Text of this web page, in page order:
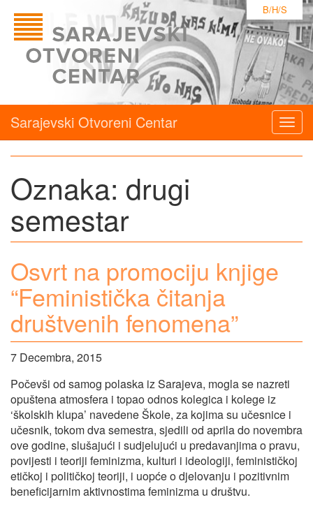
B/H/S
Sarajevski Otvoreni Centar
Oznaka: drugi
semestar
Osvrt na promociju knjige
“Feministička čitanja
društvenih fenomena”
7 Decembra, 2015
Počevši od samog polaska iz Sarajeva, mogla se nazreti
opuštena atmosfera i topao odnos kolegica i kolege iz
‘školskih klupa’ navedene Škole, za kojima su učesnice i
učesnik, tokom dva semestra, sjedili od aprila do novembra
ove godine, slušajući i sudjelujući u predavanjima o pravu,
povijesti i teoriji feminizma, kulturi i ideologiji, feminističkoj
etičkoj i političkoj teoriji, i uopće o djelovanju i pozitivnim
beneficijarnim aktivnostima feminizma u društvu.